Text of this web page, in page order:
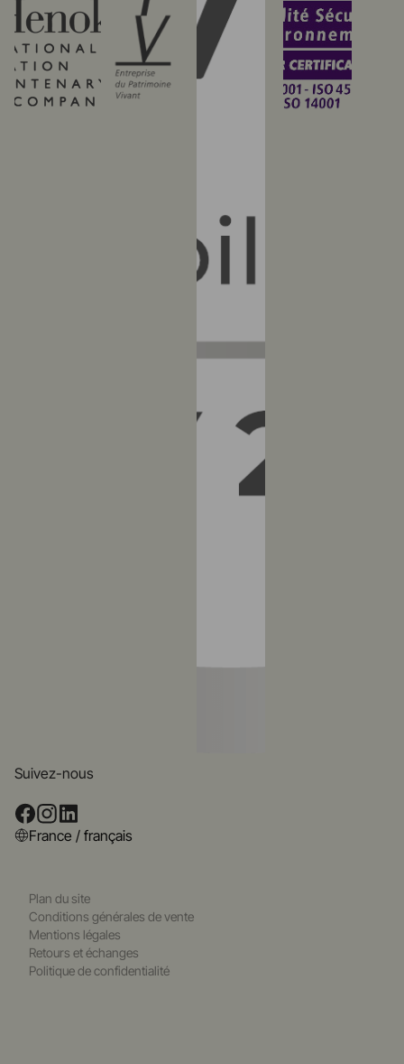
Suivez-nous
France / français
Plan du site
Conditions générales de vente
Mentions légales
Retours et échanges
Politique de confidentialité